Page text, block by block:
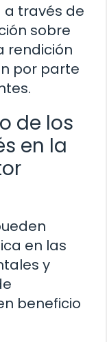
a través de
sobre
rendición
por parte
de los
en la
en las
y
beneficio